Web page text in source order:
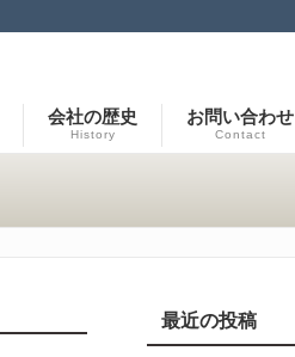
会社の歴史
History
お問い合わせ
Contact
最近の投稿